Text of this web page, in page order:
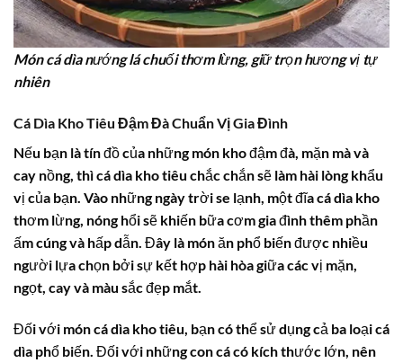
Món cá dìa nướng lá chuối thơm lừng, giữ trọn hương vị tự
nhiên
Cá Dìa Kho Tiêu Đậm Đà Chuẩn Vị Gia Đình
Nếu bạn là tín đồ của những món kho đậm đà, mặn mà và
cay nồng, thìcá dìa kho tiêu chắc chắn sẽ làm hài lòng khẩu
vị của bạn. Vào những ngày trời se lạnh, một đĩacá dìa kho
thơm lừng, nóng hổi sẽ khiến bữa cơm gia đình thêm phần
ấm cúng và hấp dẫn. Đây là món ăn phổ biến được nhiều
người lựa chọn bởi sự kết hợp hài hòa giữa các vị mặn,
ngọt, cay và màu sắc đẹp mắt.
Đối với móncá dìa kho tiêu, bạn có thể sử dụng cả ba loạicá
dìa phổ biến. Đối với những con cá có kích thước lớn, nên